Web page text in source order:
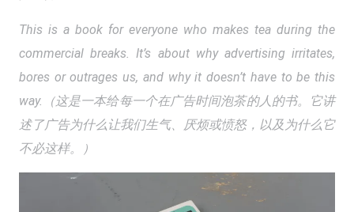
This is a book for everyone who makes tea during the
commercial breaks. It’s about why advertising irritates,
bores or outrages us, and why it doesn’t have to be this
way.（这是一本给每一个在广告时间泡茶的人的书。它讲
述了广告为什么让我们生气、厌烦或愤怒，以及为什么它
不必这样。）